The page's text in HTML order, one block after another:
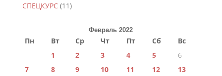
СПЕЦКУРС(11)
Февраль 2022
Пн Вт Ср Чт Пт Сб
Вс
1
2 3 4 5
6
7
8 9 10 11 12
13